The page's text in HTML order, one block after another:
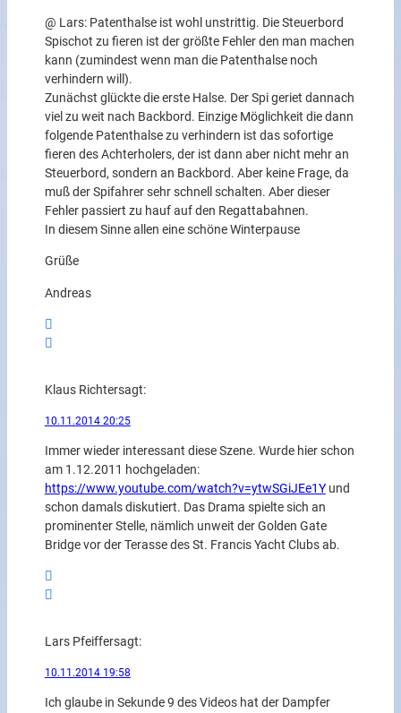
@ Lars: Patenthalse ist wohl unstrittig. Die Steuerbord
Spischot zu fieren ist der größte Fehler den man machen
kann (zumindest wenn man die Patenthalse noch
verhindern will).
Zunächst glückte die erste Halse. Der Spi geriet dannach
viel zu weit nach Backbord. Einzige Möglichkeit die dann
folgende Patenthalse zu verhindern ist das sofortige
fieren des Achterholers, der ist dann aber nicht mehr an
Steuerbord, sondern an Backbord. Aber keine Frage, da
muß der Spifahrer sehr schnell schalten. Aber dieser
Fehler passiert zu hauf auf den Regattabahnen.
In diesem Sinne allen eine schöne Winterpause
Grüße
Andreas
Klaus Richtersagt:
10.11.2014 20:25
Immer wieder interessant diese Szene. Wurde hier schon
am 1.12.2011 hochgeladen:
https://www.youtube.com/watch?v=ytwSGiJEe1Yund
schon damals diskutiert. Das Drama spielte sich an
prominenter Stelle, nämlich unweit der Golden Gate
Bridge vor der Terasse des St. Francis Yacht Clubs ab.
Lars Pfeiffersagt:
10.11.2014 19:58
Ich glaube in Sekunde 9 des Videos hat der Dampfer